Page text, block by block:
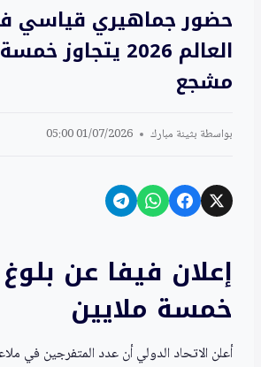
حضور جماهيري
العالم 2026
مشجع
بواسطة بثينة مبارك 01/07/2026 05:00
إعلان فيفا عن
خمسة ملايين